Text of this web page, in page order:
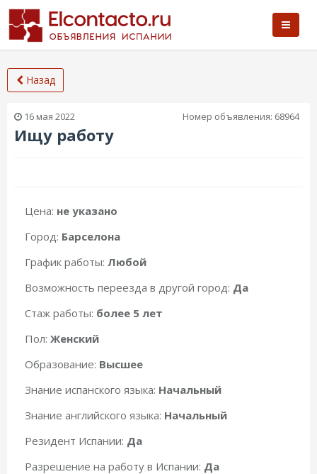
Назад
16 мая 2022 Номер объявления: 68964
Ищу работу
Цена: не указано
Город: Барселона
График работы: Любой
Возможность переезда в другой город: Да
Стаж работы: более 5 лет
Пол: Женский
Образование: Высшее
Знание испанского языка: Начальный
Знание английского языка: Начальный
Резидент Испании: Да
Разрешение на работу в Испании: Да